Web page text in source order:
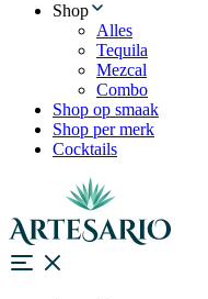
Shop
Alles
Tequila
Mezcal
Combo
Shop op smaak
Shop per merk
Cocktails